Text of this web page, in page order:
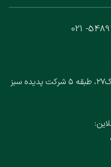
خیابان گاندی جنوبی، نبش خیابان نهم، پلاک۲۷، طبقه ۵ شرکت پدیده سبز